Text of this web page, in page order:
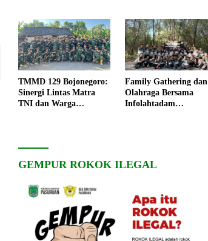
TMMD 129 Bojonegoro:
Sinergi Lintas Matra
TNI dan Warga
Family Gathering dan
Olahraga Bersama
Infolahtadam
GEMPUR ROKOK ILEGAL